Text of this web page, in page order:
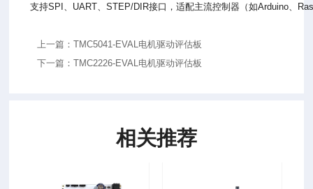
支持SPI、UART、STEP/DIR接口，适配主流控制器（如Arduino、
上一篇：TMC5041-EVAL电机驱动评估板
下一篇：TMC2226-EVAL电机驱动评估板
相关推荐